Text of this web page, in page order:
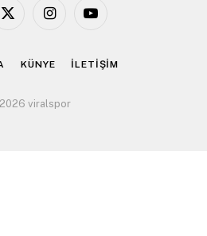
X
InstagramYouTube
KÜNYE İLETİŞİM
viralspor